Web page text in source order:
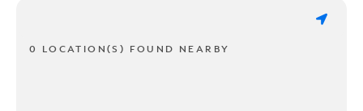
0 LOCATION(S) FOUND NEARBY